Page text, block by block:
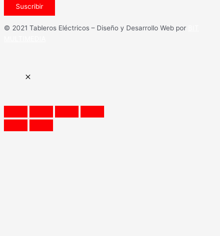
Suscribir
© 2021 Tableros Eléctricos – Diseño y Desarrollo Web por